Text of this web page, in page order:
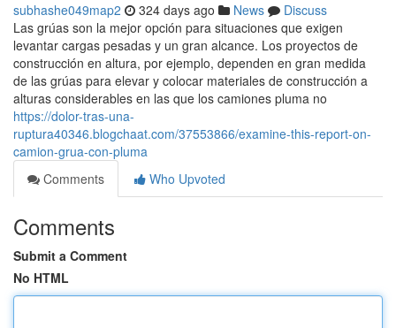
subhashe049map2 324 days ago News
Discuss
Las grúas son la mejor opción para situaciones que exigen
levantar cargas pesadas y un gran alcance. Los proyectos de
construcción en altura, por ejemplo, dependen en gran medida
de las grúas para elevar y colocar materiales de construcción a
alturas considerables en las que los camiones pluma no
https://dolor-tras-una-
ruptura40346.blogchaat.com/37553866/examine-this-report-on-
camion-grua-con-pluma
Comments
Who Upvoted
Comments
Submit a Comment
No HTML